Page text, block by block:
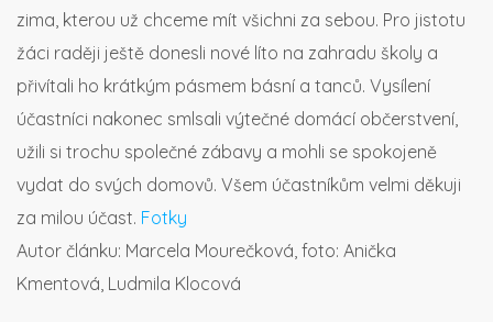
zima, kterou už chceme mít všichni za sebou. Pro jistotu
žáci raději ještě donesli nové líto na zahradu školy a
přivítali ho krátkým pásmem básní a tanců. Vysílení
účastníci nakonec smlsali výtečné domácí občerstvení,
užili si trochu společné zábavy a mohli se spokojeně
vydat do svých domovů. Všem účastníkům velmi děkuji
za milou účast. Fotky
Autor článku: Marcela Mourečková, foto: Anička
Kmentová, Ludmila Klocová